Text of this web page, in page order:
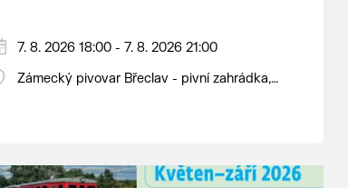
7. 8. 2026 18:00 - 7. 8. 2026 21:00
Zámecký pivovar Břeclav - pivní zahrádka,